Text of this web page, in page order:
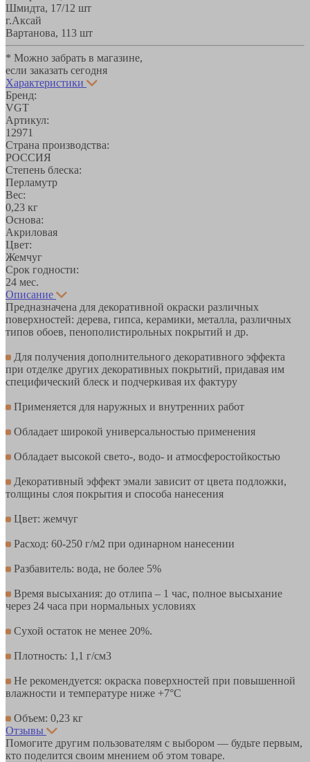
Шмидта, 17/1 2 шт
г.Аксай
Вартанова, 113 шт
* Можно забрать в магазине,
если заказать сегодня
Характеристики
Бренд:
VGT
Артикул:
12971
Страна производства:
РОССИЯ
Степень блеска:
Перламутр
Вес:
0,23 кг
Основа:
Акриловая
Цвет:
Жемчуг
Срок годности:
24 мес.
Описание
Предназначена для декоративной окраски различных
поверхностей: дерева, гипса, керамики, металла, различных
типов обоев, пенополистирольных покрытий и др.
Для получения дополнительного декоративного эффекта
при отделке других декоративных покрытий, придавая им
специфический блеск и подчеркивая их фактуру
Применяется для наружных и внутренних работ
Обладает широкой универсальностью применения
Обладает высокой свето-, водо- и атмосферостойкостью
Декоративный эффект эмали зависит от цвета подложки,
толщины слоя покрытия и способа нанесения
Цвет: жемчуг
Расход: 60-250 г/м2 при одинарном нанесении
Разбавитель: вода, не более 5%
Время высыхания: до отлипа – 1 час, полное высыхание
через 24 часа при нормальных условиях
Сухой остаток не менее 20%.
Плотность: 1,1 г/см3
Не рекомендуется: окраска поверхностей при повышенной
влажности и температуре ниже +7°С
Объем: 0,23 кг
Отзывы
Помогите другим пользователям с выбором — будьте первым,
кто поделится своим мнением об этом товаре.